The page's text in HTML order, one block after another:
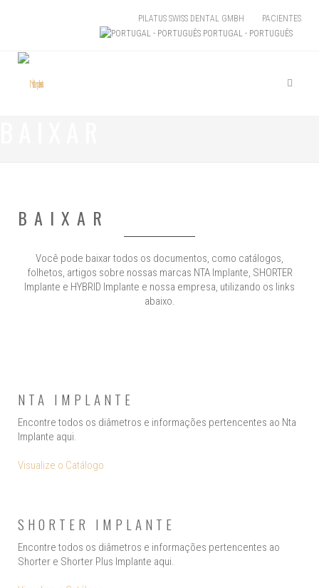
PACIENTES
PILATUS SWISS DENTAL GMBH
PORTUGAL - PORTUGUÊS
BAIXAR
Você pode baixar todos os documentos, como catálogos,
folhetos, artigos sobre nossas marcas NTA Implante, SHORTER
Implante e HYBRID Implante e nossa empresa, utilizando os links
abaixo.
NTA IMPLANTE
Encontre todos os diâmetros e informações pertencentes ao Nta
Implante aqui.
Visualize o Catálogo
SHORTER IMPLANTE
Encontre todos os diâmetros e informações pertencentes ao
Shorter e Shorter Plus Implante aqui.